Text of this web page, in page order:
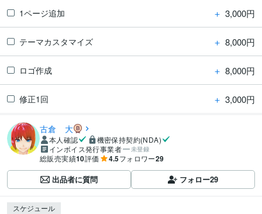
1ページ追加 ＋ 3,000円
テーマカスタマイズ ＋ 8,000円
ロゴ作成 ＋ 8,000円
修正1回 ＋ 3,000円
古倉 大
本人確認
機密保持契約(NDA)
インボイス発行事業者
未登録
総販売実績10評価 4.5フォロワー29
出品者に質問 フォロー29
スケジュール